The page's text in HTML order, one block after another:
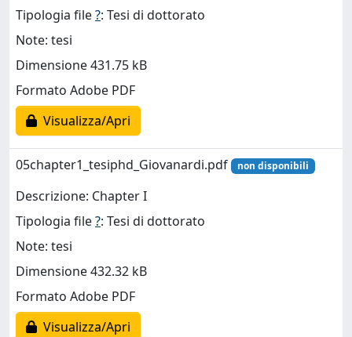
Tipologia file?: Tesi di dottorato
Note: tesi
Dimensione 431.75 kB
Formato Adobe PDF
Visualizza/Apri
05chapter1_tesiphd_Giovanardi.pdf non disponibili
Descrizione: Chapter I
Tipologia file?: Tesi di dottorato
Note: tesi
Dimensione 432.32 kB
Formato Adobe PDF
Visualizza/Apri